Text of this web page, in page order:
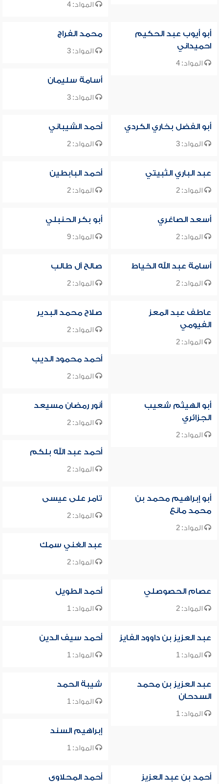
المواد: 4
أبو أيوب عبد الحكيم
احميداني
المواد: 4
محمد الفراج
المواد: 3
أسامة سليمان
المواد: 3
أبو الفضل بخاري الكردي
المواد: 3
أحمد الشيباني
المواد: 2
عبد الباري الثبيتي
المواد: 2
أحمد البابطين
المواد: 2
أسعد الصاغري
المواد: 2
أبو بكر الحنبلي
المواد: 9
أسامة عبد الله الخياط
المواد: 2
صالح آل طالب
المواد: 2
عاطف عبد المعز
الفيومي
المواد: 2
صلاح محمد البدير
المواد: 2
أحمد محمود الديب
المواد: 2
أبو الهيثم شعيب
الجزائري
المواد: 2
أنور رمضان مسيعد
المواد: 2
أحمد عبد الله بلكم
المواد: 2
أبو إبراهيم محمد بن
محمد مانع
المواد: 2
تامر على عيسى
المواد: 2
عبد الغني سمك
المواد: 2
عصام الحصوصلي
المواد: 2
أحمد الطويل
المواد: 1
عبد العزيز بن داوود الفايز
المواد: 1
أحمد سيف الدين
المواد: 1
عبد العزيز بن محمد
السدحان
المواد: 1
شيبة الحمد
المواد: 1
إبراهيم السند
المواد: 1
أحمد بن عبد العزيز أحمد المحلاوى